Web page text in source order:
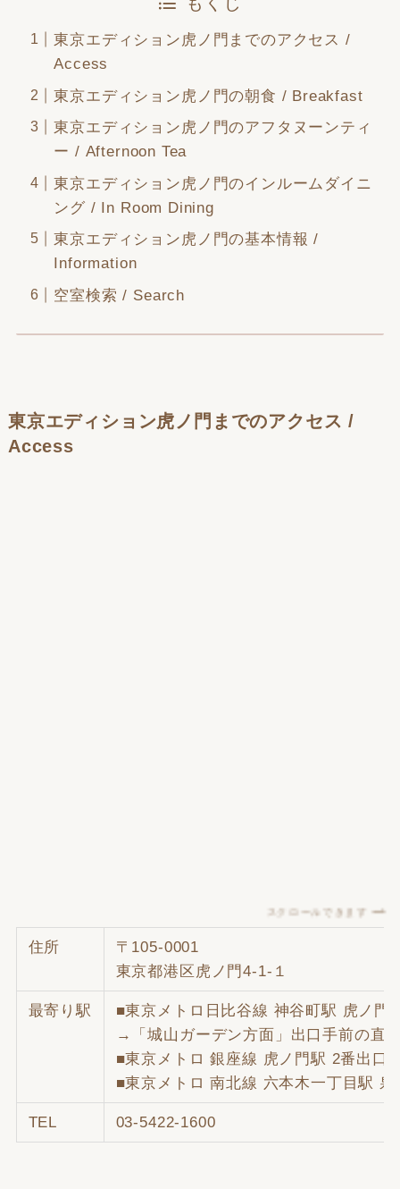
東京エディション虎ノ門までのアクセス /
Access
東京エディション虎ノ門の朝食 / Breakfast
東京エディション虎ノ門のアフタヌーンティ
ー / Afternoon Tea
東京エディション虎ノ門のインルームダイニ
ング / In Room Dining
東京エディション虎ノ門の基本情報 /
Information
空室検索 / Search
東京エディション虎ノ門までのアクセス /
Access
スクロールできます
住所
〒105-0001
東京都港区虎ノ門4-1-１
最寄り駅
■東京メトロ日比谷線 神谷町駅 虎ノ門
→「城山ガーデン方面」出口手前の直
■東京メトロ 銀座線 虎ノ門駅 2番出口
■東京メトロ 南北線 六本木一丁目駅
TEL 03-5422-1600